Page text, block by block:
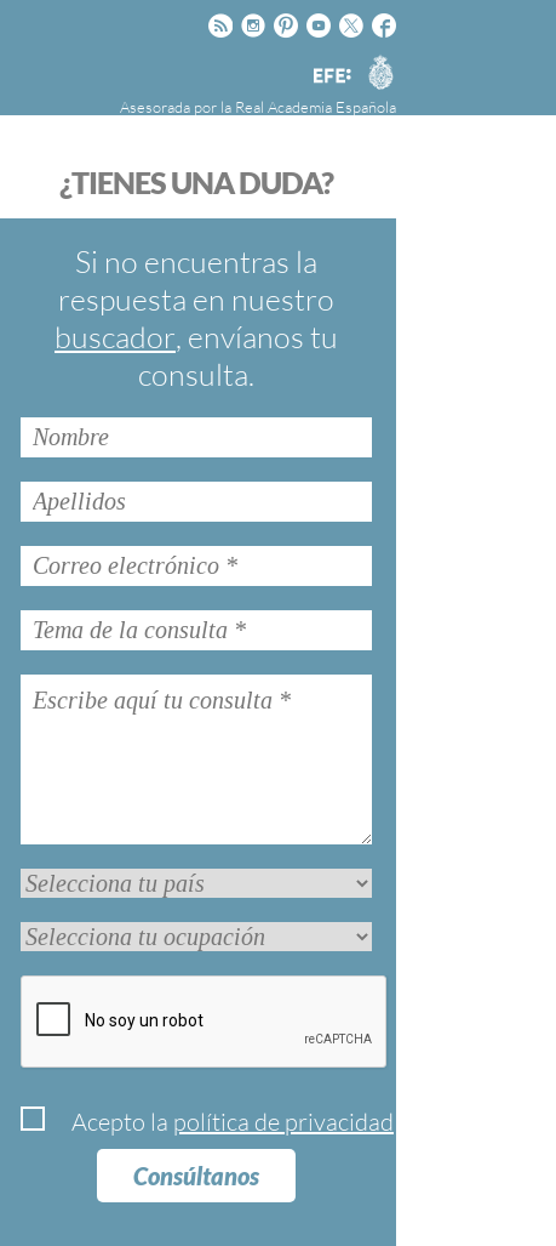
Facebook
Twitter
Youtube
Pinteres
Instagram
Rss
Agencia
EFE
Asesorada por la Real Academia Española
FundéuRAE es una fundación patrocinada por
cuyo objetivo es colaborar con el buen uso del
español en los medios de comunicación y en
Internet.
¿TIENES UNA DUDA?
Si no encuentras la
respuesta en nuestro
buscador, envíanos tu
consulta.
Acepto la política de privacidad
Consúltanos